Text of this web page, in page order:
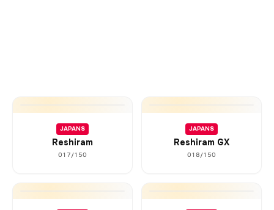
JAPANS
Reshiram
017/150
JAPANS
Reshiram GX
018/150